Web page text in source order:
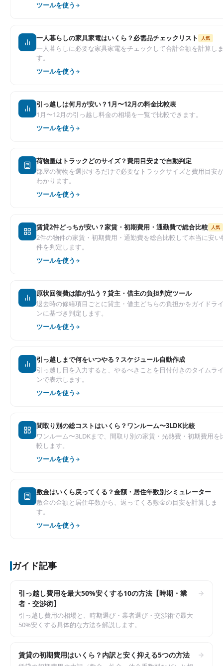
ツールを使う
一人暮らしの家具家電はいくら？必需品チェックリスト 人気
一人暮らしに必要な家具家電をチェックして合計金額を計算し
す。
ツールを使う
引っ越しは何月が安い？1月〜12月の料金比較表
1月〜12月の引っ越し料金の相場を一覧で比較できます。
ツールを使う
荷物量はトラックどのサイズ？費用目安まで自動判定
部屋の荷物を選択するだけで必要なトラックサイズと費用目安
わかります。
ツールを使う
賃貸2件どっちが安い？家賃・初期費用・通勤費で総合比較 人気
2件の物件の家賃・初期費用・通勤費を総合比較して本当に安い
件を判定します。
ツールを使う
原状回復費は誰が払う？貸主・借主の負担判定ツール
退去時の修繕項目ごとに貸主・借主どちらの負担かをガイドラ
ンに基づき判定します。
ツールを使う
引っ越しまで何をいつやる？スケジュール自動作成
引っ越し日を入力すると、やるべきことを日付付きのタイムラ
ンで表示します。
ツールを使う
間取り別の総コストはいくら？ワンルーム〜3LDK比較
ワンルーム〜3LDKまで、間取り別の家賃・光熱費・初期費用を
較します。
ツールを使う
敷金はいくら戻ってくる？金額・居住年数別シミュレーター
敷金の金額と居住年数から、返ってくる敷金の目安を計算しま
す。
ツールを使う
ガイド記事
引っ越し費用を最大50%安くする10の方法【時期・業
者・交渉術】
引っ越し費用の相場と、時期選び・業者選び・交渉術で最大
50%安くする具体的な方法を解説します。
賃貸の初期費用はいくら？内訳と安く抑える5つの方法